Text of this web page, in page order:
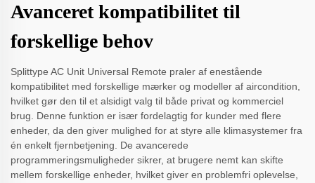
Avanceret kompatibilitet til
forskellige behov
Splittype AC Unit Universal Remote praler af enestående
kompatibilitet med forskellige mærker og modeller af aircondition,
hvilket gør den til et alsidigt valg til både privat og kommerciel
brug. Denne funktion er især fordelagtig for kunder med flere
enheder, da den giver mulighed for at styre alle klimasystemer fra
én enkelt fjernbetjening. De avancerede
programmeringsmuligheder sikrer, at brugere nemt kan skifte
mellem forskellige enheder, hvilket giver en problemfri oplevelse,